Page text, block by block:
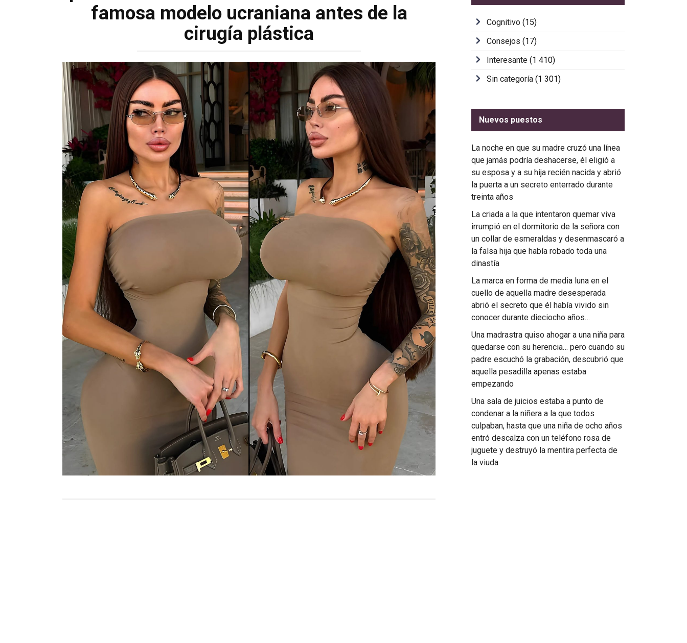
famosa modelo ucraniana antes de la
cirugía plástica
Cognitivo (15)
Consejos (17)
Interesante (1 410)
Sin categoría (1 301)
Nuevos puestos
La noche en que su madre cruzó una línea
que jamás podría deshacerse, él eligió a
su esposa y a su hija recién nacida y abrió
la puerta a un secreto enterrado durante
treinta años
La criada a la que intentaron quemar viva
irrumpió en el dormitorio de la señora con
un collar de esmeraldas y desenmascaró a
la falsa hija que había robado toda una
dinastía
La marca en forma de media luna en el
cuello de aquella madre desesperada
abrió el secreto que él había vivido sin
conocer durante dieciocho años…
Una madrastra quiso ahogar a una niña para
quedarse con su herencia… pero cuando su
padre escuchó la grabación, descubrió que
aquella pesadilla apenas estaba
empezando
Una sala de juicios estaba a punto de
condenar a la niñera a la que todos
culpaban, hasta que una niña de ocho años
entró descalza con un teléfono rosa de
juguete y destruyó la mentira perfecta de
la viuda